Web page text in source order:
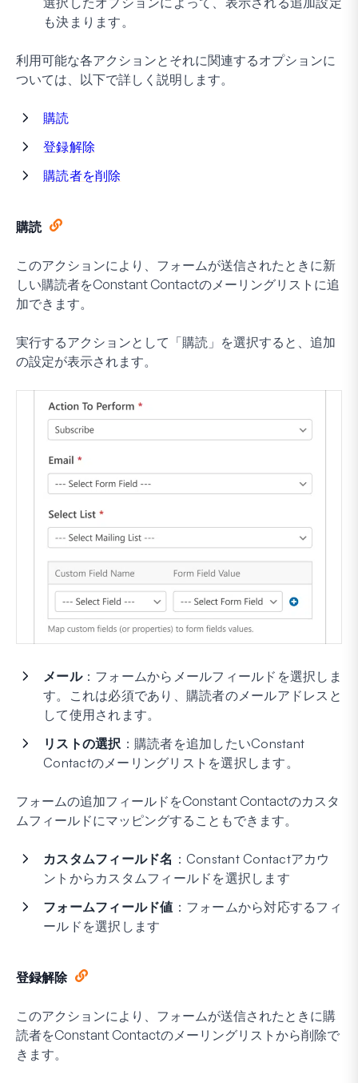
も決まります。
利用可能な各アクションとそれに関連するオプションに
ついては、以下で詳しく説明します。
購読
登録解除
購読者を削除
購読
このアクションにより、フォームが送信されたときに新
しい購読者をConstant Contactのメーリングリストに追
加できます。
実行するアクションとして「購読」を選択すると、追加
の設定が表示されます。
メール：フォームからメールフィールドを選択しま
す。これは必須であり、購読者のメールアドレスと
して使用されます。
リストの選択 ：購読者を追加したいConstant
Contactのメーリングリストを選択します。
フォームの追加フィールドをConstant Contactのカスタ
ムフィールドにマッピングすることもできます。
カスタムフィールド名 ：Constant Contactアカウ
ントからカスタムフィールドを選択します
フォームフィールド値 ：フォームから対応するフィ
ールドを選択します
登録解除
このアクションにより、フォームが送信されたときに購
読者をConstant Contactのメーリングリストから削除で
きます。